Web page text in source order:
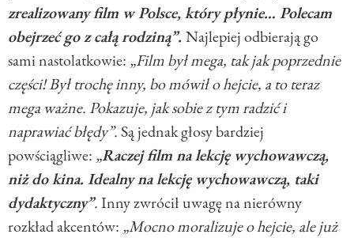
zrealizowany film w Polsce, który płynie… Polecam
obejrzeć go z całą rodziną”. Najlepiej odbierają go
sami nastolatkowie: „Film był mega, tak jak poprzednie
części! Był trochę inny, bo mówił o hejcie, a to teraz
mega ważne. Pokazuje, jak sobie z tym radzić i
naprawiać błędy”.Są jednak głosy bardziej
powściągliwe: „Raczej film na lekcję wychowawczą,
niż do kina. Idealny na lekcję wychowawczą, taki
dydaktyczny”.Inny zwrócił uwagę na nierówny
rozkład akcentów: „Mocno moralizuje o hejcie, ale już